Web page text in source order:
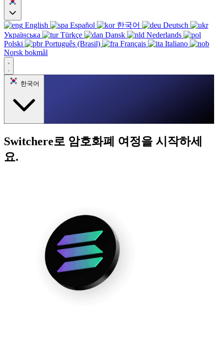
English Español 한국어
Deutsch
Українська
Türkçe Dansk
Nederlands
Polski
Português (Brasil) Français
Italiano
Norsk bokmål
한국어
Switchere로 암호화폐 여정을 시작하세
요.